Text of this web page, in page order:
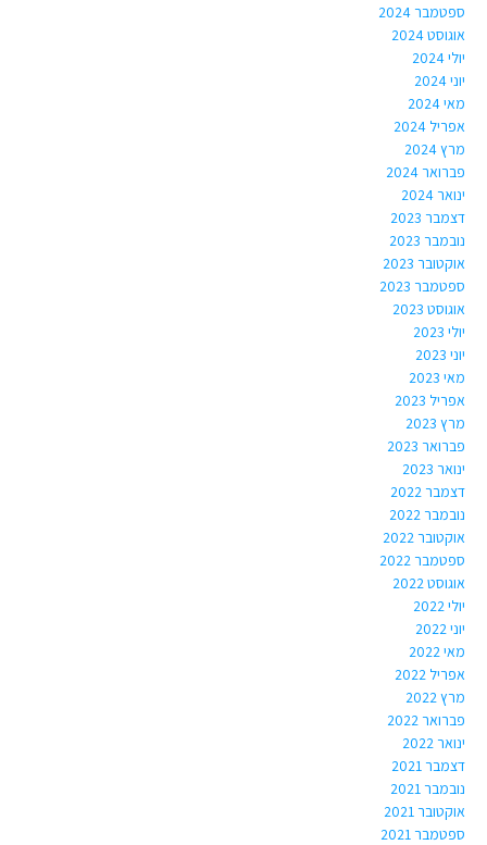
ספטמבר 2024
אוגוסט 2024
יולי 2024
יוני 2024
מאי 2024
אפריל 2024
מרץ 2024
פברואר 2024
ינואר 2024
דצמבר 2023
נובמבר 2023
אוקטובר 2023
ספטמבר 2023
אוגוסט 2023
יולי 2023
יוני 2023
מאי 2023
אפריל 2023
מרץ 2023
פברואר 2023
ינואר 2023
דצמבר 2022
נובמבר 2022
אוקטובר 2022
ספטמבר 2022
אוגוסט 2022
יולי 2022
יוני 2022
מאי 2022
אפריל 2022
מרץ 2022
פברואר 2022
ינואר 2022
דצמבר 2021
נובמבר 2021
אוקטובר 2021
ספטמבר 2021